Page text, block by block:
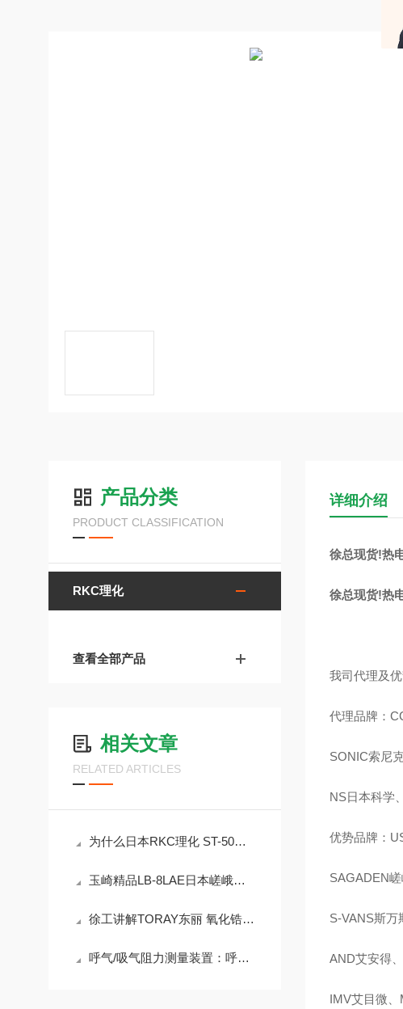
产品分类
PRODUCT CLASSIFICATION
RKC理化
查看全部产品
相关文章
RELATED ARTICLES
为什么日本RKC理化 ST-50热电偶这么热销
玉崎精品LB-8LAE日本嵯峨电机LED灯具
徐工讲解TORAY东丽 氧化锆氧浓度计LC-450A
呼气/吸气阻力测量装置：呼吸健康的精准监测员
详细介绍
徐总现货!热
徐总现货!热
我司代理及
代理品牌：
SONIC索尼
NS日本科学
优势品牌：
SAGADEN
S-VANS斯万
AND艾安得
IMV艾目微